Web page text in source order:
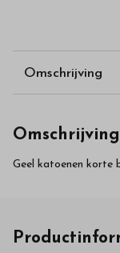
Omschrijving
Omschrijving
Geel katoenen korte